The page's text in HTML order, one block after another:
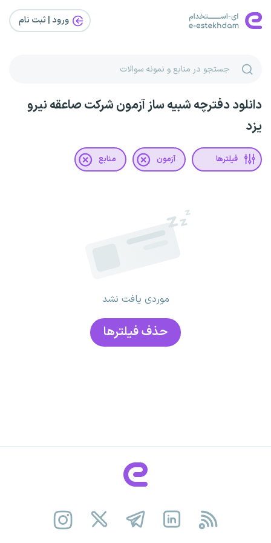
ورود | ثبت‌ نام
دانلود دفترچه شبیه ساز آزمون شرکت صاعقه نیرو
یزد
فیلترها آزمون منابع
موردی یافت نشد
حذف فیلتر‌ها